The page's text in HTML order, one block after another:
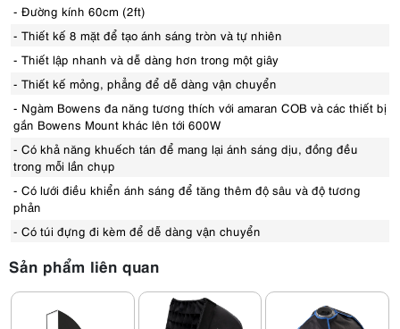
- Đường kính 60cm (2ft)
- Thiết kế 8 mặt để tạo ánh sáng tròn và tự nhiên
- Thiết lập nhanh và dễ dàng hơn trong một giây
- Thiết kế mỏng, phẳng để dễ dàng vận chuyển
- Ngàm Bowens đa năng tương thích với amaran COB và các thiết bị
gắn Bowens Mount khác lên tới 600W
- Có khả năng khuếch tán để mang lại ánh sáng dịu, đồng đều
trong mỗi lần chụp
- Có lưới điều khiển ánh sáng để tăng thêm độ sâu và độ tương
phản
- Có túi đựng đi kèm để dễ dàng vận chuyển
Sản phẩm liên quan